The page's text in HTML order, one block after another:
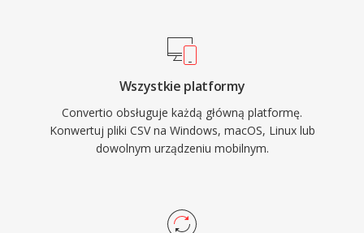
Wszystkie platformy
Convertio obsługuje każdą główną platformę.
Konwertuj pliki CSV na Windows, macOS, Linux lub
dowolnym urządzeniu mobilnym.